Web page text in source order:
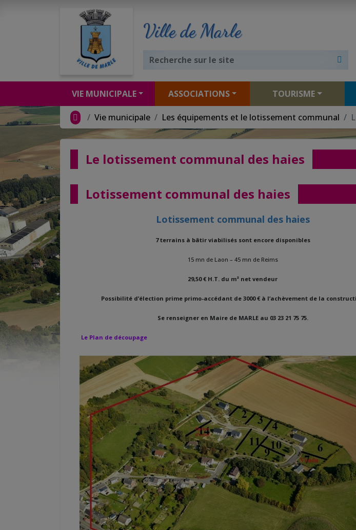
Ville de Marle
VIE MUNICIPALE ASSOCIATIONS TOURISME
Vie municipale Les équipements et le lotissement communal
Le lotissement communal des haies
Lotissement communal des haies
Lotissement communal des haies
7 terrains à bâtir viabilisés sont encore disponibles
15 mn de Laon – 45 mn de Reims
29,50 € H.T. du m² net vendeur
Possibilité d’élection prime primo-accédant de 3000 € à l’achèvement de la
Se renseigner en Maire de MARLE au 03 23 21 75 75.
Le Plan de découpage